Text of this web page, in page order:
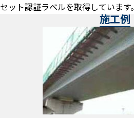
セット認証ラベルを取得しています。
施工例